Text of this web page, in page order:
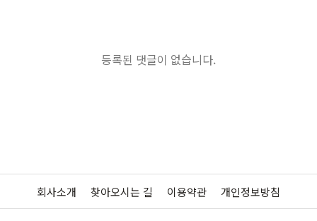
등록된 댓글이 없습니다.
회사소개 찾아오시는 길 이용약관 개인정보방침